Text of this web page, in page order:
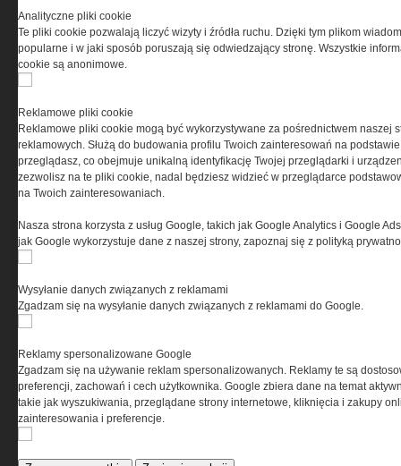
Ta witryna wykorzystuje pliki cookies do przechowywania
informacji na Twoim komputerze. Pliki cookies stosujemy
w celu świadczenia usług na najwyższym poziomie,
w tym w sposób dostosowany do indywidualnych potrzeb.
cookies oznacza, że będą one zamieszczane w Twoim
urządzeniu końcowym. W każdym momencie możesz
dokonać zmiany ustawień przeglądarki dotyczących
serwisu prosimy o zapoznanie się z naszą
prywatności
oraz informacją o cookies
Producenta bazy danych zastrzeżone. Jakiekolwiek dalsze rozpowszechnianie
Analityczne pliki cookie
Te pliki cookie pozwalają liczyć wizyty i źródła ruchu. Dzięki tym plikom
popularne i w jaki sposób poruszają się odwiedzający stronę. Wszystkie
cookie są anonimowe.
Reklamowe pliki cookie
Reklamowe pliki cookie mogą być wykorzystywane za pośrednictwem naszej
reklamowych. Służą do budowania profilu Twoich zainteresowań na
przeglądasz, co obejmuje unikalną identyfikację Twojej przeglądarki i
zezwolisz na te pliki cookie, nadal będziesz widzieć w przeglądarce
na Twoich zainteresowaniach.
Nasza strona korzysta z usług Google, takich jak Google Analytics i Google
jak Google wykorzystuje dane z naszej strony, zapoznaj się z polityką
Wysyłanie danych związanych z reklamami
Zgadzam się na wysyłanie danych związanych z reklamami do Google.
Reklamy spersonalizowane Google
Zgadzam się na używanie reklam spersonalizowanych. Reklamy te są
preferencji, zachowań i cech użytkownika. Google zbiera dane na temat
takie jak wyszukiwania, przeglądane strony internetowe, kliknięcia i zakupy
zainteresowania i preferencje.